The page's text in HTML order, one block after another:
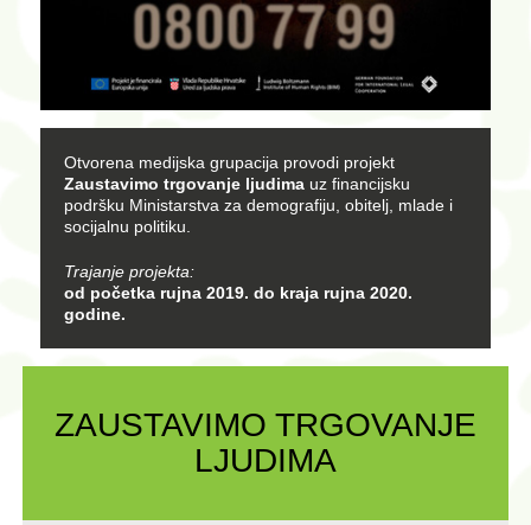
Otvorena medijska grupacija provodi projekt
Zaustavimo trgovanje ljudima uz financijsku
podršku Ministarstva za demografiju, obitelj, mlade i
socijalnu politiku.
Trajanje projekta:
od početka rujna 2019. do kraja rujna 2020.
godine.
ZAUSTAVIMO TRGOVANJE
LJUDIMA